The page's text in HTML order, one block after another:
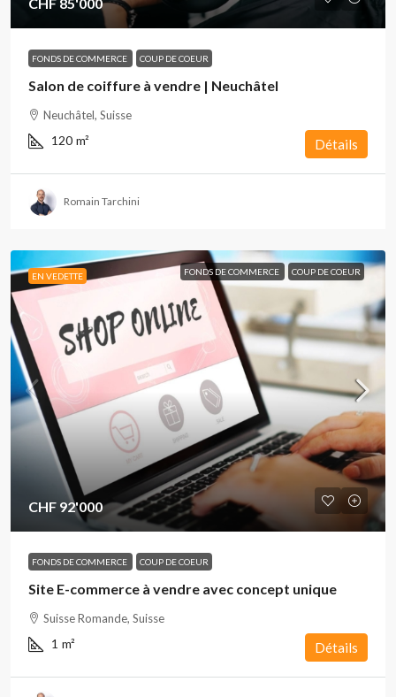
FONDS DE COMMERCE COUP DE COEUR
Salon de coiffure à vendre | Neuchâtel
Neuchâtel, Suisse
120 m² Détails
Romain Tarchini
EN VEDETTE FONDS DE COMMERCE COUP DE COEUR
CHF 92'000
FONDS DE COMMERCE COUP DE COEUR
Site E-commerce à vendre avec concept unique
Suisse Romande, Suisse
1 m² Détails